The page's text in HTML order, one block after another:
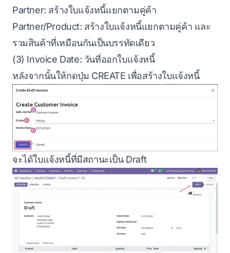
Partner: สร้างใบแจ้งหนี้แยกตามคู่ค้า
Partner/Product: สร้างใบแจ้งหนี้แยกตามคู่ค้า และ
รวมสินค้าที่เหมือนกันเป็นบรรทัดเดียว
(3) Invoice Date: วันที่ออกใบแจ้งหนี้
หลังจากนั้นให้กดปุ่ม CREATE เพื่อสร้างใบแจ้งหนี้
จะได้ใบแจ้งหนี้ที่มีสถานะเป็น Draft